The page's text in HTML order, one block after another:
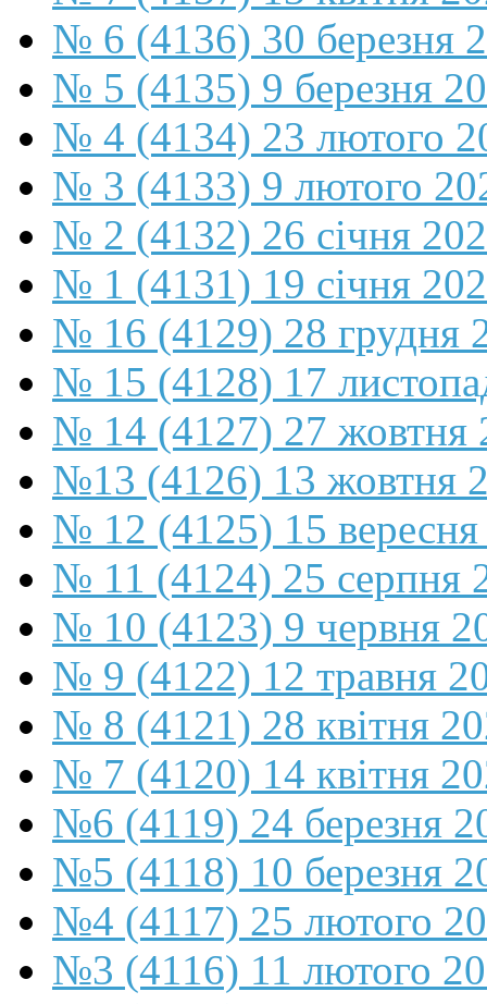
№ 6 (4136) 30 березня
№ 5 (4135) 9 березня
№ 4 (4134) 23 лютого
№ 3 (4133) 9 лютого
№ 2 (4132) 26 січня
№ 1 (4131) 19 січня
№ 16 (4129) 28 грудня
№ 15 (4128) 17
№ 14 (4127) 27 жовтня
№13 (4126) 13 жовтня
№ 12 (4125) 15
№ 11 (4124) 25 серпня
№ 10 (4123) 9 червня
№ 9 (4122) 12 травня
№ 8 (4121) 28 квітня
№ 7 (4120) 14 квітня
№6 (4119) 24 березня
№5 (4118) 10 березня
№4 (4117) 25 лютого
№3 (4116) 11 лютого